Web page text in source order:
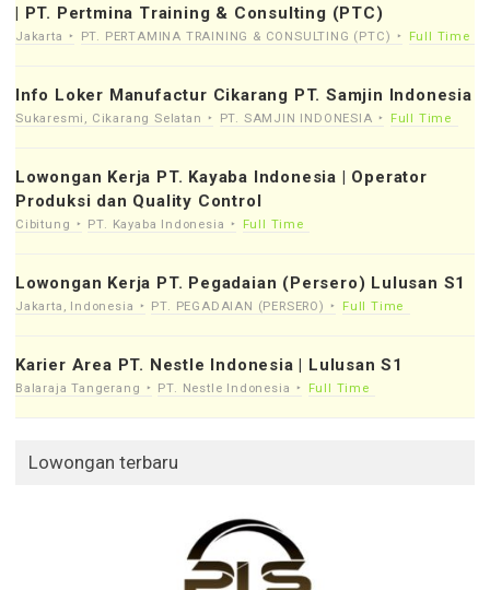
| PT. Pertmina Training & Consulting (PTC)
Jakarta PT. PERTAMINA TRAINING & CONSULTING (PTC) Full Time
Info Loker Manufactur Cikarang PT. Samjin Indonesia
Sukaresmi, Cikarang Selatan PT. SAMJIN INDONESIA Full Time
Lowongan Kerja PT. Kayaba Indonesia | Operator
Produksi dan Quality Control
Cibitung PT. Kayaba Indonesia Full Time
Lowongan Kerja PT. Pegadaian (Persero) Lulusan S1
Jakarta, Indonesia PT. PEGADAIAN (PERSERO) Full Time
Karier Area PT. Nestle Indonesia | Lulusan S1
Balaraja Tangerang PT. Nestle Indonesia Full Time
Lowongan terbaru